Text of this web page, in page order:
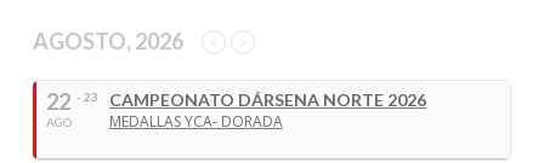
AGOSTO, 2026
22
AGO
- 23
CAMPEONATO DÁRSENA NORTE 2026
MEDALLAS YCA- DORADA